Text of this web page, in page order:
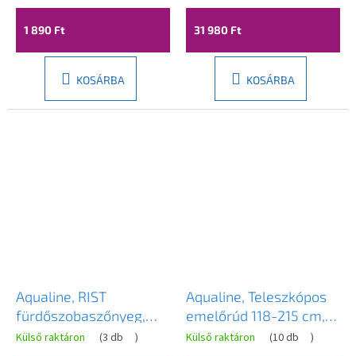
120cm, 33162
1 890 Ft
KOSÁRBA
31 980 Ft
KOSÁRBA
Aqualine, RIST
fürdőszobaszőnyeg,
50x80cm, 100%
Külső raktáron (3 db )
Aqualine, Teleszkópos
emelőrúd 118-215 cm,
fekete, 4061B
Külső raktáron (10 db )